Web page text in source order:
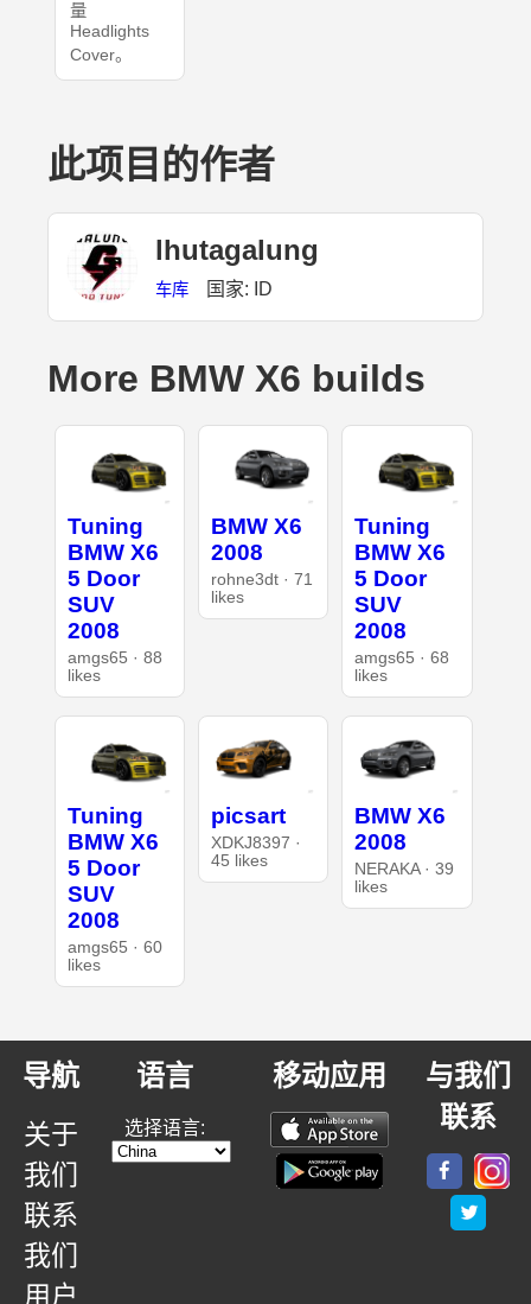
量
Headlights
Cover。
此项目的作者
lhutagalung
车库 国家: ID
More BMW X6 builds
Tuning
BMW X6
5 Door
SUV
2008
amgs65 · 88
likes
BMW X6
2008
rohne3dt · 71
likes
Tuning
BMW X6
5 Door
SUV
2008
amgs65 · 68
likes
Tuning
BMW X6
5 Door
SUV
2008
amgs65 · 60
likes
picsart
XDKJ8397 ·
45 likes
BMW X6
2008
NERAKA · 39
likes
导航
关于
我们
联系
我们
用户
语言
选择语言:
移动应用
与我们
联系